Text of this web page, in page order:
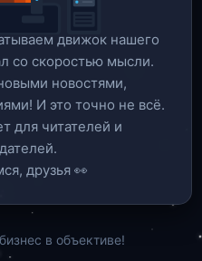
движок нашего
со скоростью мысли.
новостями,
И это точно не всё.
для читателей и
друзья 👀
в объективе!